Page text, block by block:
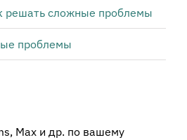
решать сложные проблемы
проблемы
Max и др. по вашему